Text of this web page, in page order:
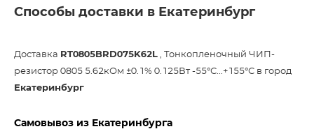
Способы доставки в Екатеринбург
Доставка RT0805BRD075K62L , Тонкопленочный ЧИП-
резистор 0805 5.62кОм ±0.1% 0.125Вт -55°С...+155°С в город
Екатеринбург
Самовывоз из Екатеринбурга